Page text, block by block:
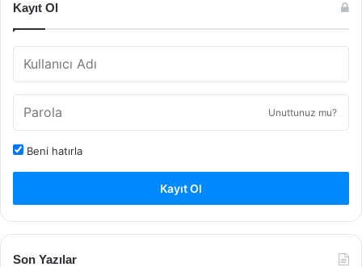
Kayıt Ol
Unuttunuz mu?
Beni hatırla
Kayıt Ol
Son Yazılar